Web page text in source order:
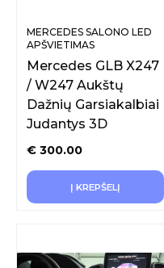
MERCEDES SALONO LED
APŠVIETIMAS
Mercedes GLB X247
/ W247 Aukštų
Dažnių Garsiakalbiai
Judantys 3D
€ 300.00
Į KREPŠELĮ